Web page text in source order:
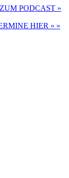
PODCAST »
HIER » »